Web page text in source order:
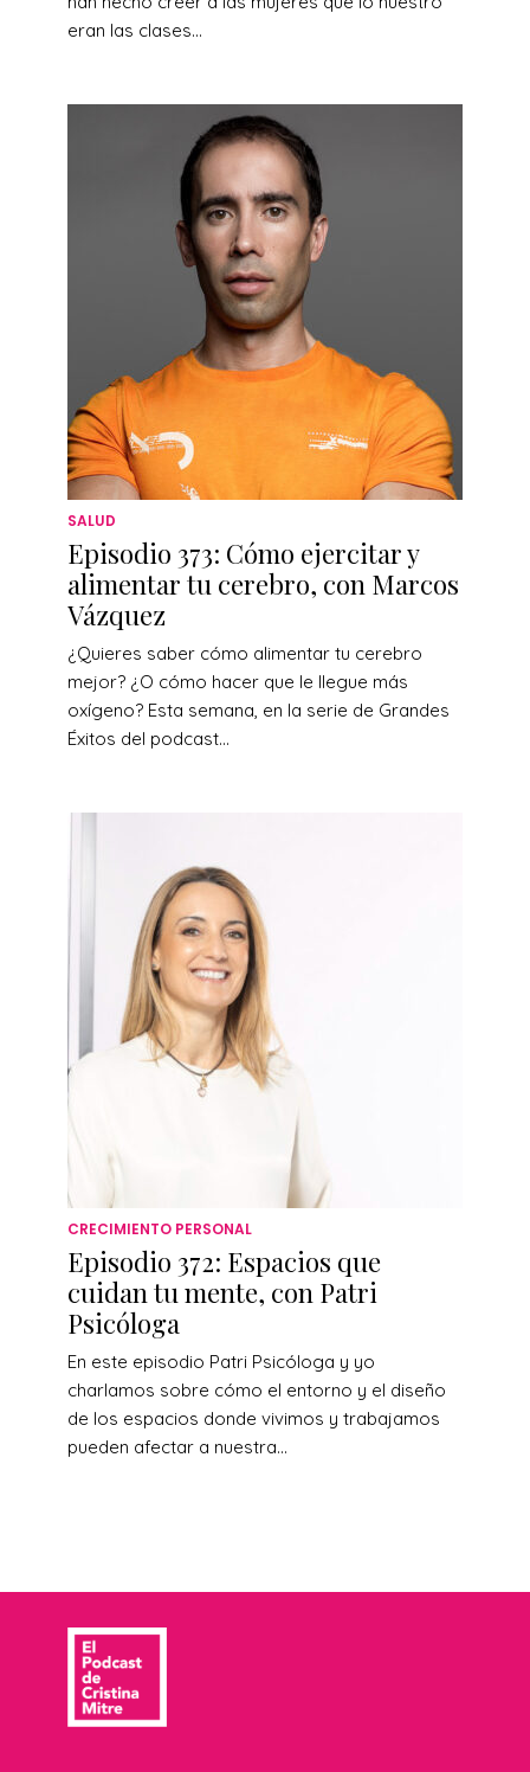
eran las clases...
SALUD
Episodio 373: Cómo ejercitar y
alimentar tu cerebro, con Marcos
Vázquez
¿Quieres saber cómo alimentar tu cerebro
mejor? ¿O cómo hacer que le llegue más
oxígeno? Esta semana, en la serie de Grandes
Éxitos del podcast...
CRECIMIENTO PERSONAL
Episodio 372: Espacios que
cuidan tu mente, con Patri
Psicóloga
En este episodio Patri Psicóloga y yo
charlamos sobre cómo el entorno y el diseño
de los espacios donde vivimos y trabajamos
pueden afectar a nuestra...